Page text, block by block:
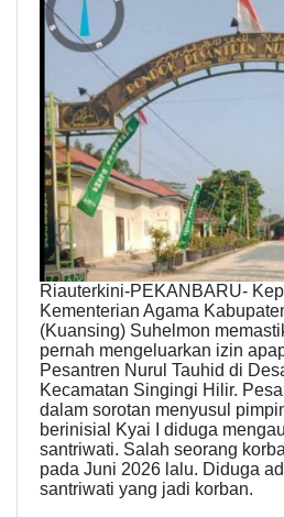
Riauterkini-PEKANBARU-
Kementerian Agama
(Kuansing) Suhelmon
pernah mengeluarkan izin
Pesantren Nurul Tauhid di
Kecamatan Singingi Hilir.
dalam sorotan menyusul
berinisial Kyai I diduga
santriwati. Salah seorang
pada Juni 2026 lalu. Diduga
santriwati yang jadi korban.